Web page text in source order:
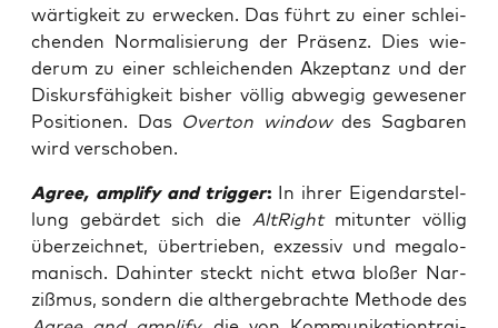
wär­tig­keit zu erwe­cken. Das führt zu einer schlei­
chen­den Nor­ma­li­sie­rung der Prä­senz. Dies wie­
der­um zu einer schlei­chen­den Akzep­tanz und der
Dis­kurs­fä­hig­keit bis­her völ­lig abwe­gig gewe­se­ner
Posi­tio­nen. Das Over­ton win­dowdes Sag­ba­ren
wird verschoben.
Agree, ampli­fy and trig­ger: In ihrer Eigen­dar­stel­
lung gebär­det sich die Alt­Rightmit­un­ter völ­lig
über­zeich­net, über­trie­ben, exzes­siv und mega­lo­
ma­nisch. Dahin­ter steckt nicht etwa blo­ßer Nar­
ziß­mus, son­dern die alt­her­ge­brach­te Metho­de des